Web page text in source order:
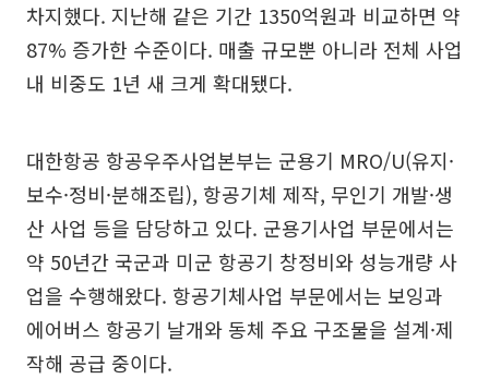
차지했다. 지난해 같은 기간 1350억원과 비교하면 약
87% 증가한 수준이다. 매출 규모뿐 아니라 전체 사업
내 비중도 1년 새 크게 확대됐다.
대한항공 항공우주사업본부는 군용기 MRO/U(유지·
보수·정비·분해조립), 항공기체 제작, 무인기 개발·생
산 사업 등을 담당하고 있다. 군용기사업 부문에서는
약 50년간 국군과 미군 항공기 창정비와 성능개량 사
업을 수행해왔다. 항공기체사업 부문에서는 보잉과
에어버스 항공기 날개와 동체 주요 구조물을 설계·제
작해 공급 중이다.